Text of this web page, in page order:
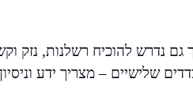
נדרש להוכיח רשלנות, נזק
שלישיים – מצריך ידע